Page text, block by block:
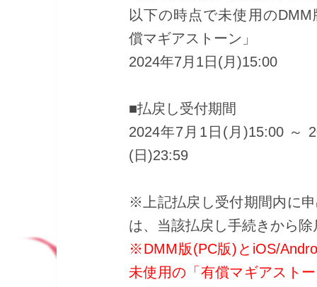
以下の時点で未使用の
償マギアストーン」
2024年7月1日(月)15:00
■払戻し受付期間
2024年7月1日(月)15:00 ～
(日)23:59
※上記払戻し受付期間内に
は、当該払戻し手続きから
※DMM版(PC版)とiOS/
未使用の「有償マギアスト